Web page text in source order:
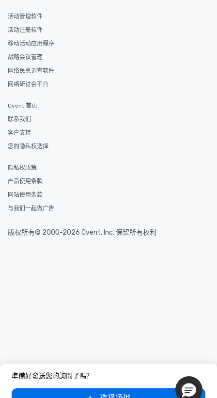
準備好發送您的詢問了嗎？
活动管理软件
活动注册软件
移动活动应用程序
战略会议管理
网络民意调查软件
网络研讨会平台
Cvent 首页
联系我们
客户支持
您的隐私权选择
隐私权政策
产品使用条款
网站使用条款
与我们一起做广告
版权所有© 2000-2026 Cvent, Inc. 保留所有权利